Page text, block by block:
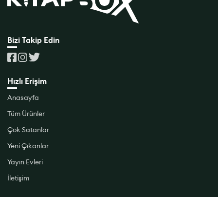
Bizi Takip Edin
Hızlı Erişim
Anasayfa
Tüm Ürünler
Çok Satanlar
Yeni Çıkanlar
Yayın Evleri
İletişim